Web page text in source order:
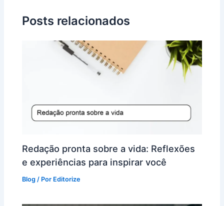
Posts relacionados
Redação pronta sobre a vida: Reflexões
e experiências para inspirar você
Blog / Por Editorize